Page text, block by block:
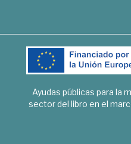
Ayudas públicas para la
sector del libro en el